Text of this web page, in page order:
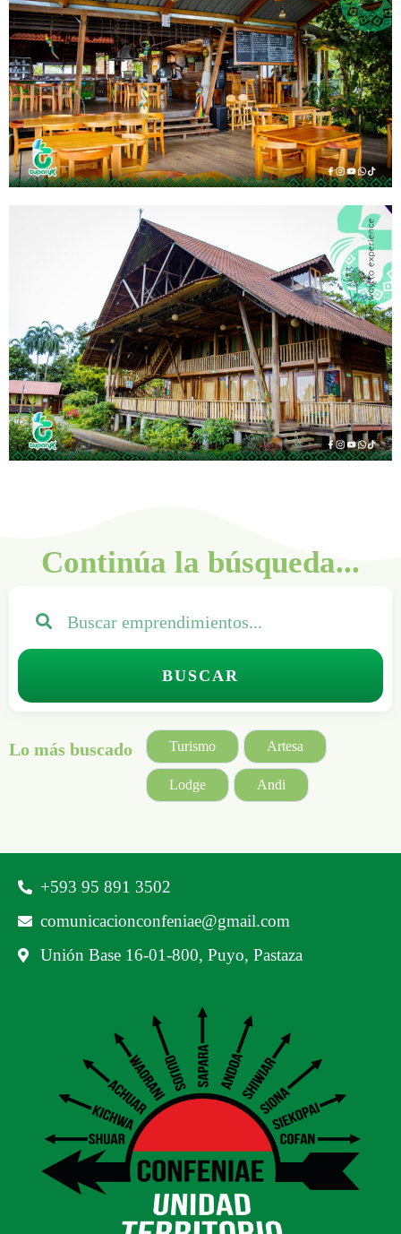
Continúa la búsqueda...
BUSCAR
Lo más buscado Turismo Artesa
Lodge Andi
‪+593 95 891 3502‬
comunicacionconfeniae@gmail.com
Unión Base 16-01-800, Puyo, Pastaza